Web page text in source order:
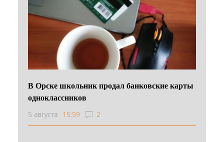
В Орске школьник продал банковские карты
одноклассников
5 августа 15:59 2